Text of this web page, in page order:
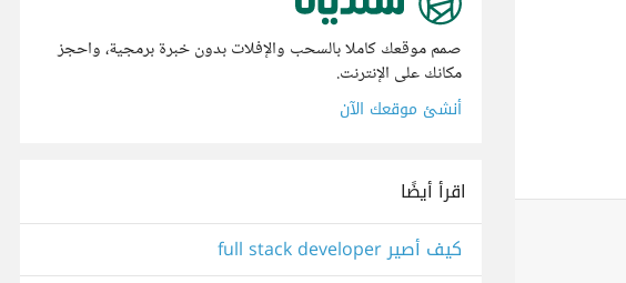
صمم موقعك كاملا بالسحب والإفلات بدون خبرة برمجية، واحجز
مكانك على الإنترنت.
أنشئ موقعك الآن
اقرأ أيضًا
كيف أصير full stack developer